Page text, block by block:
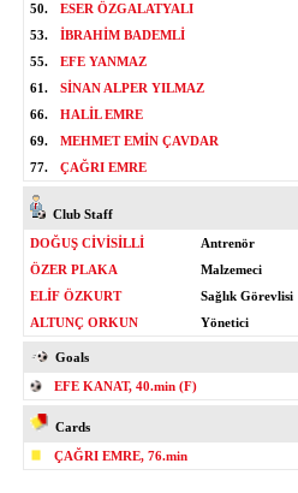
50.
ESER ÖZGALATYALI
53.
İBRAHİM BADEMLİ
55.
EFE YANMAZ
61.
SİNAN ALPER YILMAZ
66.
HALİL EMRE
69.
MEHMET EMİN ÇAVDAR
77.
ÇAĞRI EMRE
Club Staff
DOĞUŞ CİVİSİLLİ
Antrenör
ÖZER PLAKA
Malzemeci
ELİF ÖZKURT
Sağlık Görevlisi
ALTUNÇ ORKUN
Yönetici
Goals
EFE KANAT, 40.min (F)
Cards
ÇAĞRI EMRE, 76.min